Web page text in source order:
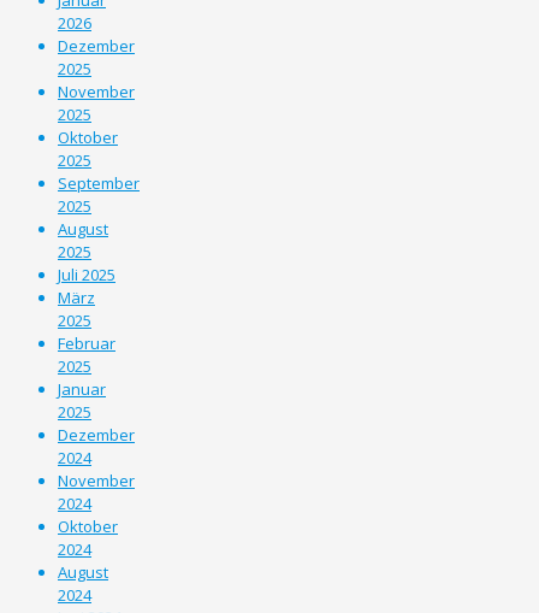
2026
Dezember
2025
November
2025
Oktober
2025
September
2025
August
2025
Juli 2025
März
2025
Februar
2025
Januar
2025
Dezember
2024
November
2024
Oktober
2024
August
2024